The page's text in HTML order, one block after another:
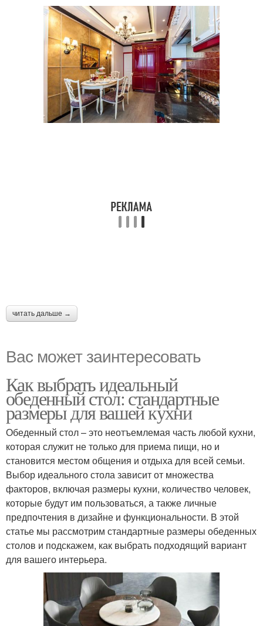
читать дальше →
Вас может заинтересовать
Как выбрать идеальный
обеденный стол: стандартные
размеры для вашей кухни
Обеденный стол – это неотъемлемая часть любой кухни,
которая служит не только для приема пищи, но и
становится местом общения и отдыха для всей семьи.
Выбор идеального стола зависит от множества
факторов, включая размеры кухни, количество человек,
которые будут им пользоваться, а также личные
предпочтения в дизайне и функциональности. В этой
статье мы рассмотрим стандартные размеры обеденных
столов и подскажем, как выбрать подходящий вариант
для вашего интерьера.